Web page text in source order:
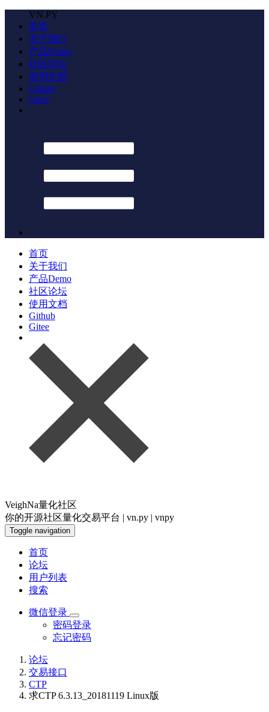
VN.PY
首页
关于我们
产品Demo
社区论坛
使用文档
Github
Gitee
首页
关于我们
产品Demo
社区论坛
使用文档
Github
Gitee
VeighNa量化社区
你的开源社区量化交易平台 | vn.py | vnpy
Toggle navigation
首页
论坛
用户列表
搜索
微信登录
密码登录
忘记密码
论坛
交易接口
CTP
求CTP 6.3.13_20181119 Linux版